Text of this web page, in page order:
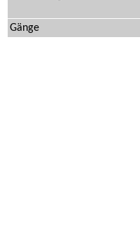
Gänge